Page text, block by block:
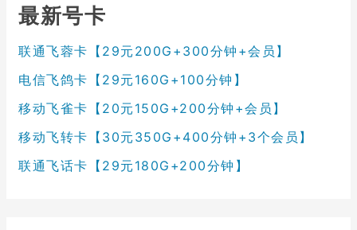
最新号卡
联通飞蓉卡【29元200G+300分钟+会员】
电信飞鸽卡【29元160G+100分钟】
移动飞雀卡【20元150G+200分钟+会员】
移动飞转卡【30元350G+400分钟+3个会员】
联通飞话卡【29元180G+200分钟】